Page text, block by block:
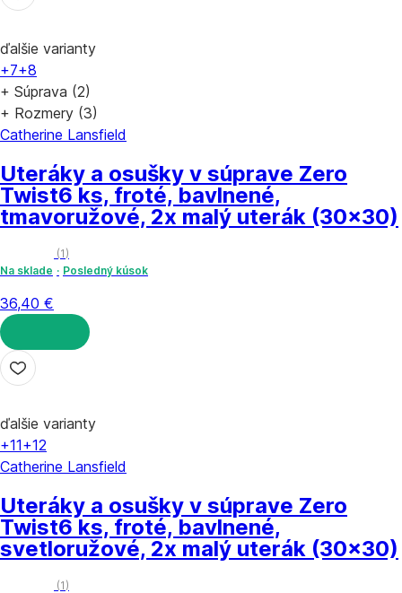
ďalšie varianty
+7+8
+ Súprava (2)
+ Rozmery (3)
Catherine Lansfield
Uteráky a osušky v súprave Zero
Twist6 ks, froté, bavlnené,
tmavoružové, 2x malý uterák (30x30)
(1 )
Na sklade
Posledný kúsok
36,40 €
DO KOŠÍKA
ďalšie varianty
+11+12
Catherine Lansfield
Uteráky a osušky v súprave Zero
Twist6 ks, froté, bavlnené,
svetloružové, 2x malý uterák (30x30)
(1 )